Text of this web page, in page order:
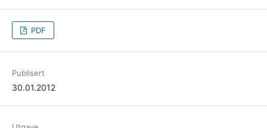
PDF
Publisert
30.01.2012